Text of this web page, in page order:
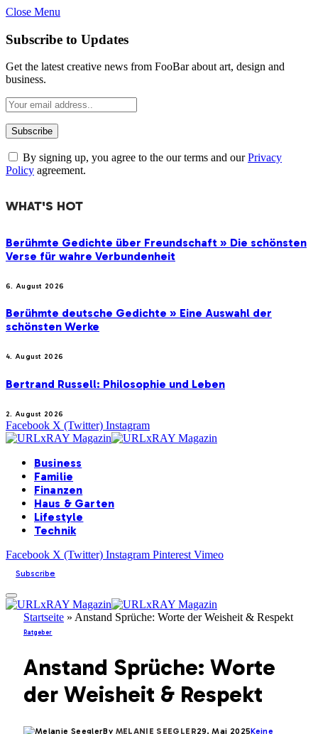
Close Menu
Subscribe to Updates
Get the latest creative news from FooBar about art, design and
business.
By signing up, you agree to the our terms and ourPrivacy
Policy agreement.
WHAT'S HOT
Berühmte Gedichte über Freundschaft » Die schönsten
Verse für wahre Verbundenheit
6. August 2026
Berühmte deutsche Gedichte » Eine Auswahl der
schönsten Werke
4. August 2026
Bertrand Russell: Philosophie und Leben
2. August 2026
Facebook X (Twitter) Instagram
Business
Familie
Finanzen
Haus & Garten
Lifestyle
Technik
Facebook X (Twitter) Instagram Pinterest Vimeo
Subscribe
Startseite » Anstand Sprüche: Worte der Weisheit & Respekt
Ratgeber
Anstand Sprüche: Worte
der Weisheit & Respekt
By MELANIE SEEGLER29. Mai 2025Keine